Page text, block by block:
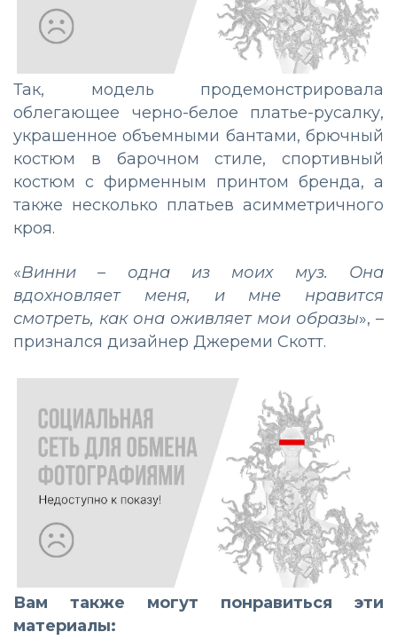
Так, модель продемонстрировала
облегающее черно-белое платье-русалку,
украшенное объемными бантами, брючный
костюм в барочном стиле, спортивный
костюм с фирменным принтом бренда, а
также несколько платьев асимметричного
кроя.
«Винни – одна из моих муз. Она
вдохновляет меня, и мне нравится
смотреть, как она оживляет мои образы», –
признался дизайнер Джереми Скотт.
Вам также могут понравиться эти
материалы: